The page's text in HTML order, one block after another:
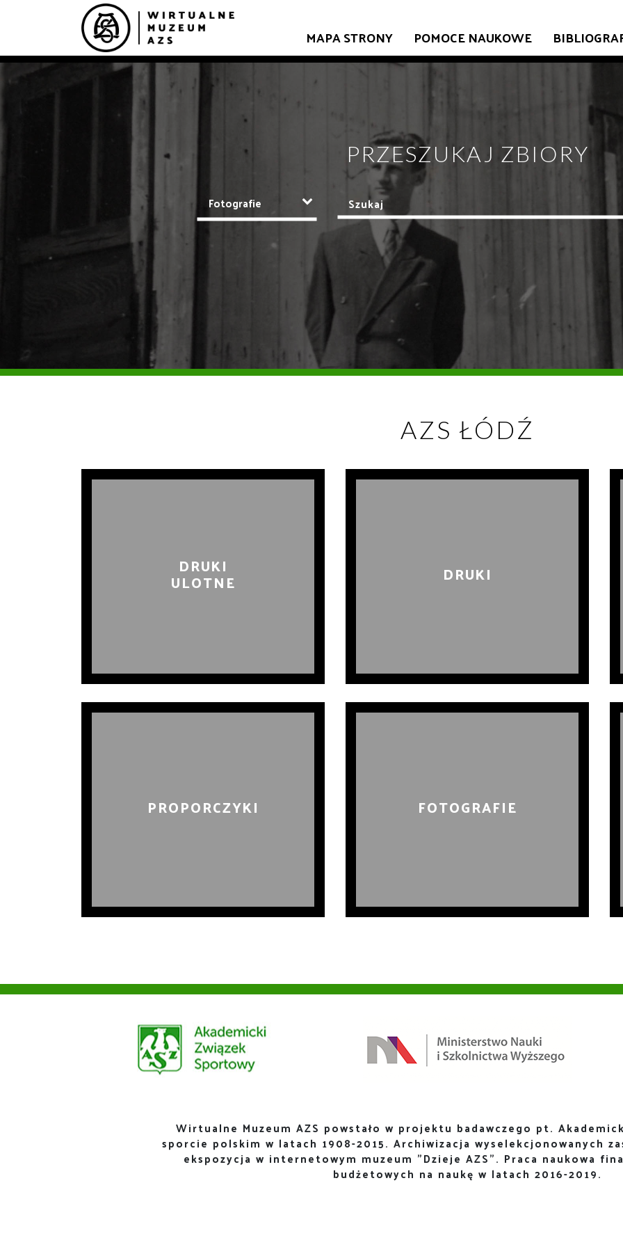
MAPA STRONY POMOCE NAUKOWE
PRZESZUKAJ ZBIORY
AZS ŁÓDŹ
DRUKI
ULOTNE DRUKI
PROPORCZYKI FOTOGRAFIE
Wirtualne Muzeum AZS powstało w projektu badawczego pt.
sporcie polskim w latach 1908-2015. Archiwizacja wyselekcjonowanych
ekspozycja w internetowym muzeum "Dzieje AZS". Praca naukowa
budżetowych na naukę w latach 2016-2019.